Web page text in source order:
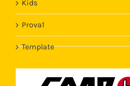
Kids
Prova1
Template